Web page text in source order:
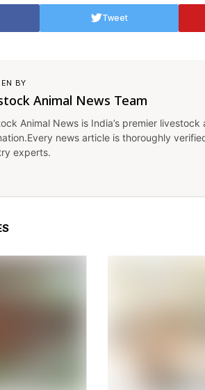
Tweet
BY
Animal News Team
Animal News is India’s premier
news article is thoroughly
experts.